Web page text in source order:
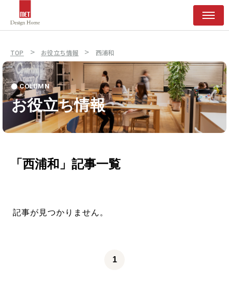
TOP > お役立ち情報 > 西浦和
COLUMN
お役立ち情報
「西浦和」記事一覧
記事が見つかりません。
1